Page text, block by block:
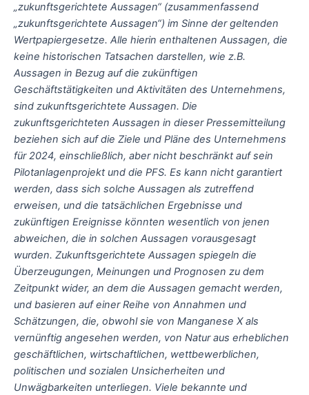
„zukunftsgerichtete Aussagen“ (zusammenfassend
„zukunftsgerichtete Aussagen“) im Sinne der geltenden
Wertpapiergesetze. Alle hierin enthaltenen Aussagen, die
keine historischen Tatsachen darstellen, wie z.B.
Aussagen in Bezug auf die zukünftigen
Geschäftstätigkeiten und Aktivitäten des Unternehmens,
sind zukunftsgerichtete Aussagen. Die
zukunftsgerichteten Aussagen in dieser Pressemitteilung
beziehen sich auf die Ziele und Pläne des Unternehmens
für 2024, einschließlich, aber nicht beschränkt auf sein
Pilotanlagenprojekt und die PFS. Es kann nicht garantiert
werden, dass sich solche Aussagen als zutreffend
erweisen, und die tatsächlichen Ergebnisse und
zukünftigen Ereignisse könnten wesentlich von jenen
abweichen, die in solchen Aussagen vorausgesagt
wurden. Zukunftsgerichtete Aussagen spiegeln die
Überzeugungen, Meinungen und Prognosen zu dem
Zeitpunkt wider, an dem die Aussagen gemacht werden,
und basieren auf einer Reihe von Annahmen und
Schätzungen, die, obwohl sie von Manganese X als
vernünftig angesehen werden, von Natur aus erheblichen
geschäftlichen, wirtschaftlichen, wettbewerblichen,
politischen und sozialen Unsicherheiten und
Unwägbarkeiten unterliegen. Viele bekannte und